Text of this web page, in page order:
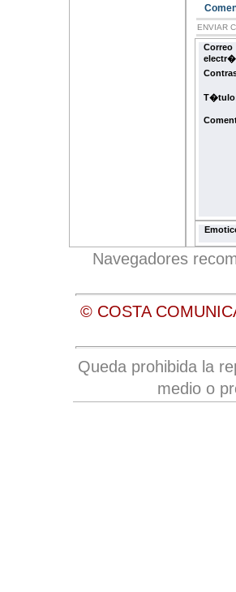
ENVIAR
Correo
Navegadores
© COSTA
Queda prohibida la
medio o